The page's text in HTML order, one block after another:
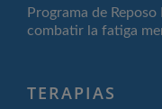
Programa de
combatir la fatiga
TERAPIAS